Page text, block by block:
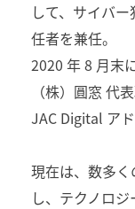
して、サイバ
任者を兼任。
2020 年 8 月末
（株）圓窓 代
JAC Digital ア
現在は、数多
し、テクノロ